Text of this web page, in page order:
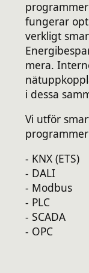
fungerar
verkligt
mera.
i dessa
Vi utför
- KNX (ETS)
- DALI
- Modbus
- PLC
- SCADA
- OPC